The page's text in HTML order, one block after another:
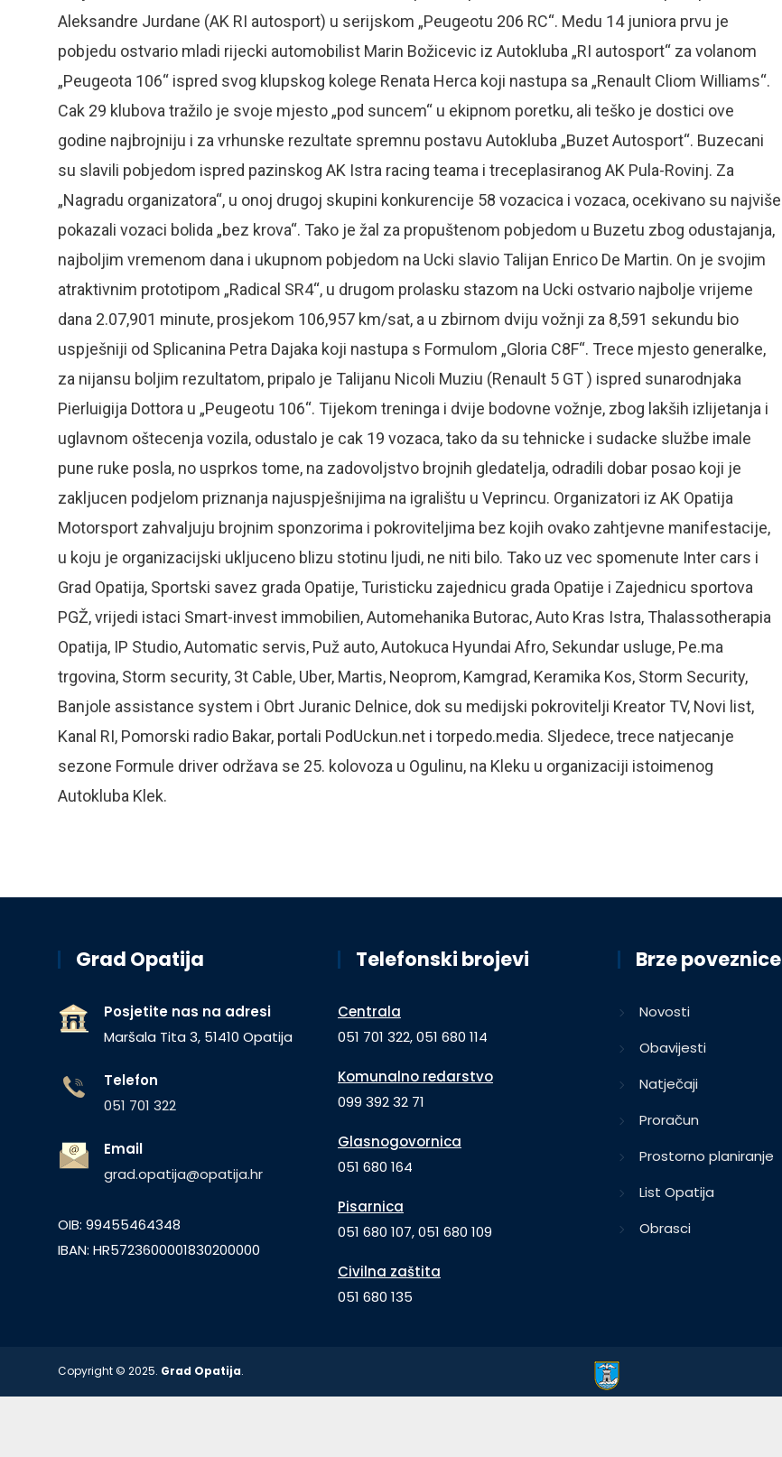
Aleksandre Jurdane (AK RI autosport) u serijskom „Peugeotu 206 RC“. Medu 14 juniora prvu je
pobjedu ostvario mladi rijecki automobilist Marin Božicevic iz Autokluba „RI autosport“ za volanom
„Peugeota 106“ ispred svog klupskog kolege Renata Herca koji nastupa sa „Renault Cliom Williams“.
Cak 29 klubova tražilo je svoje mjesto „pod suncem“ u ekipnom poretku, ali teško je dostici ove
godine najbrojniju i za vrhunske rezultate spremnu postavu Autokluba „Buzet Autosport“. Buzecani
su slavili pobjedom ispred pazinskog AK Istra racing teama i treceplasiranog AK Pula-Rovinj. Za
„Nagradu organizatora“, u onoj drugoj skupini konkurencije 58 vozacica i vozaca, ocekivano su najviše
pokazali vozaci bolida „bez krova“. Tako je žal za propuštenom pobjedom u Buzetu zbog odustajanja,
najboljim vremenom dana i ukupnom pobjedom na Ucki slavio Talijan Enrico De Martin. On je svojim
atraktivnim prototipom „Radical SR4“, u drugom prolasku stazom na Ucki ostvario najbolje vrijeme
dana 2.07,901 minute, prosjekom 106,957 km/sat, a u zbirnom dviju vožnji za 8,591 sekundu bio
uspješniji od Splicanina Petra Dajaka koji nastupa s Formulom „Gloria C8F“. Trece mjesto generalke,
za nijansu boljim rezultatom, pripalo je Talijanu Nicoli Muziu (Renault 5 GT ) ispred sunarodnjaka
Pierluigija Dottora u „Peugeotu 106“. Tijekom treninga i dvije bodovne vožnje, zbog lakših izlijetanja i
uglavnom oštecenja vozila, odustalo je cak 19 vozaca, tako da su tehnicke i sudacke službe imale
pune ruke posla, no usprkos tome, na zadovoljstvo brojnih gledatelja, odradili dobar posao koji je
zakljucen podjelom priznanja najuspješnijima na igralištu u Veprincu. Organizatori iz AK Opatija
Motorsport zahvaljuju brojnim sponzorima i pokroviteljima bez kojih ovako zahtjevne manifestacije,
u koju je organizacijski ukljuceno blizu stotinu ljudi, ne niti bilo. Tako uz vec spomenute Inter cars i
Grad Opatija, Sportski savez grada Opatije, Turisticku zajednicu grada Opatije i Zajednicu sportova
PGŽ, vrijedi istaci Smart-invest immobilien, Automehanika Butorac, Auto Kras Istra, Thalassotherapia
Opatija, IP Studio, Automatic servis, Puž auto, Autokuca Hyundai Afro, Sekundar usluge, Pe.ma
trgovina, Storm security, 3t Cable, Uber, Martis, Neoprom, Kamgrad, Keramika Kos, Storm Security,
Banjole assistance system i Obrt Juranic Delnice, dok su medijski pokrovitelji Kreator TV, Novi list,
Kanal RI, Pomorski radio Bakar, portali PodUckun.net i torpedo.media. Sljedece, trece natjecanje
sezone Formule driver održava se 25. kolovoza u Ogulinu, na Kleku u organizaciji istoimenog
Autokluba Klek.
Grad Opatija
Posjetite nas na adresi
Maršala Tita 3, 51410 Opatija
Telefon
051 701 322
Email
grad.opatija@opatija.hr
OIB: 99455464348
IBAN: HR5723600001830200000
Telefonski brojevi
Centrala
051 701 322, 051 680 114
Komunalno redarstvo
099 392 32 71
Glasnogovornica
051 680 164
Pisarnica
051 680 107, 051 680 109
Civilna zaštita
051 680 135
Brze poveznice
Novosti
Obavijesti
Natječaji
Proračun
Prostorno planiranje
List Opatija
Obrasci
Copyright © 2025. Grad Opatija.